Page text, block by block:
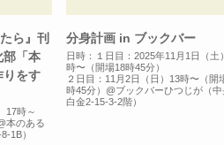
ら』刊
部「本
りをす
17時～
本のある
1B）
分身計画 in ブックバー
日時：１日目：2025年11月1日（土
時〜（開場18時45分）
２日目：11月2日（日）13時〜（開
時45分）@ブックバーひつじが（中
白金2-15-3-2階）